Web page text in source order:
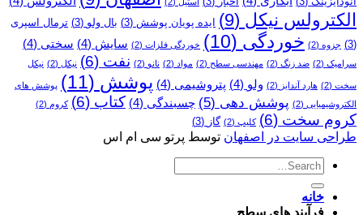
الکترولس نیکل (9) ایده پویان پوشش (3) بال ولو (3)
ترمال اسپری
(3)
جزوه (2) خوردگی (10) خوردگی فلزات (2) سایش (4) سختی (4)
سرامیک (2) ضد زنگ (2) مهندسی سطح (2) مواد (2) نانو (2) نفت (6) نیکل (2) نیکل
سخت (2) هارد آندایز (2) ولو (4) پتروشیمی (4) پوشش (11)
پوشش­ های
الکتروشیمیایی (2) پوشش دهی (5) چسبندگی (4) کتاب (6) کروم (2)
کروم سخت (6) کلیپ (2) گاز (3)
طراحی سایت در اصفهان توسط پرتو سی ام اس
خانه
فرآیند های سطح